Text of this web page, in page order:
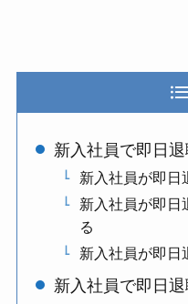
新入社員で即日
新入社員が即日
新入社員が即日
る
新入社員が即日
新入社員で即日退